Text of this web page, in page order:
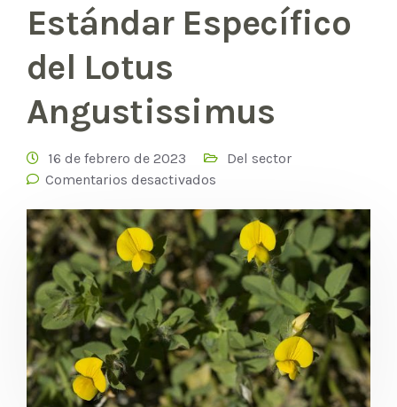
Estándar Específico
del Lotus
Angustissimus
16 de febrero de 2023
Del sector
Comentarios desactivados